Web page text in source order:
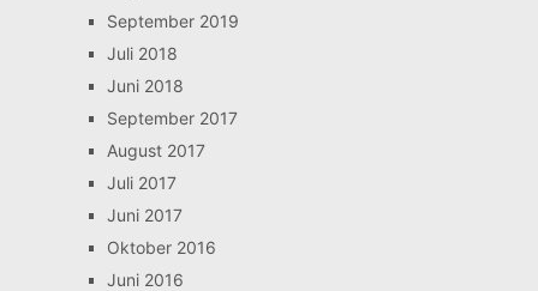
September 2019
Juli 2018
Juni 2018
September 2017
August 2017
Juli 2017
Juni 2017
Oktober 2016
Juni 2016